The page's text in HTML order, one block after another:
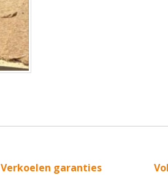
Verkoelen garanties